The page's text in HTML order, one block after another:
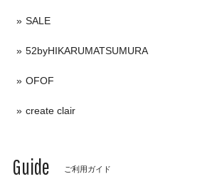
SALE
52byHIKARUMATSUMURA
OFOF
create clair
Guide ご利用ガイド